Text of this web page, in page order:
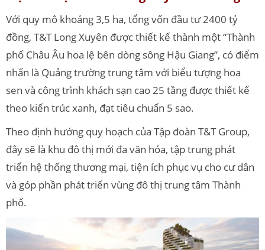
Với quy mô khoảng 3,5 ha, tổng vốn đầu tư 2400 tỷ
đồng, T&T Long Xuyên được thiết kế thành một “Thành
phố Châu Âu hoa lệ bên dòng sông Hậu Giang”, có điểm
nhấn là Quảng trường trung tâm với biểu tượng hoa
sen và công trình khách sạn cao 25 tầng được thiết kế
theo kiến trúc xanh, đạt tiêu chuẩn 5 sao.
Theo định hướng quy hoạch của Tập đoàn T&T Group,
đây sẽ là khu đô thị mới đa văn hóa, tập trung phát
triển hệ thống thương mại, tiện ích phục vụ cho cư dân
và góp phần phát triển vùng đô thị trung tâm Thành
phố.